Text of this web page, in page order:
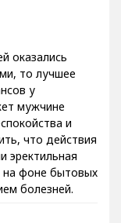
оказались
то лучшее
у
мужчине
и
что действия
эректильная
на фоне бытовых
болезней.